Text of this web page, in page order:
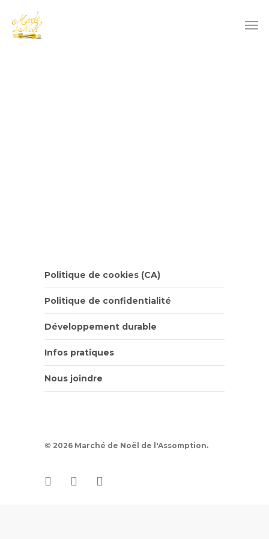
Politique de cookies (CA)
Politique de confidentialité
Développement durable
Infos pratiques
Nous joindre
© 2026 Marché de Noël de l'Assomption.